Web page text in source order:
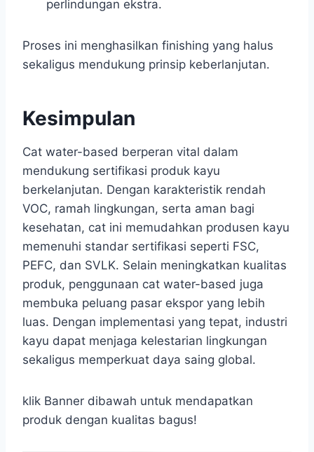
perlindungan ekstra.
Proses ini menghasilkan finishing yang halus
sekaligus mendukung prinsip keberlanjutan.
Kesimpulan
Cat water-based berperan vital dalam
mendukung sertifikasi produk kayu
berkelanjutan. Dengan karakteristik rendah
VOC, ramah lingkungan, serta aman bagi
kesehatan, cat ini memudahkan produsen kayu
memenuhi standar sertifikasi seperti FSC,
PEFC, dan SVLK. Selain meningkatkan kualitas
produk, penggunaan cat water-based juga
membuka peluang pasar ekspor yang lebih
luas. Dengan implementasi yang tepat, industri
kayu dapat menjaga kelestarian lingkungan
sekaligus memperkuat daya saing global.
klik Banner dibawah untuk mendapatkan
produk dengan kualitas bagus!